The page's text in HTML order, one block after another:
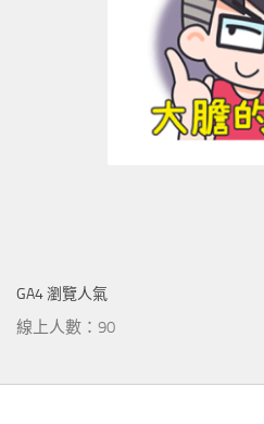
GA4 瀏覽人氣
線上人數：90